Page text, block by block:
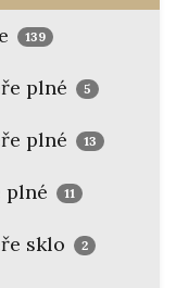
139
plné 5
plné 13
plné 11
sklo 2